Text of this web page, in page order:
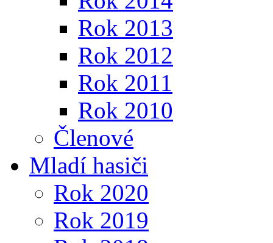
Rok 2013
Rok 2012
Rok 2011
Rok 2010
Členové
Mladí hasiči
Rok 2020
Rok 2019